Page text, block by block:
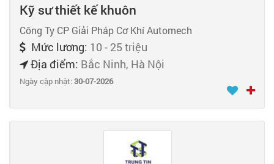
Kỹ sư thiết kế khuôn
Công Ty CP Giải Pháp Cơ Khí Automech
Mức lương: 10 - 25 triệu
Địa điểm: Bắc Ninh, Hà Nội
Ngày cập nhật:30-07-2026